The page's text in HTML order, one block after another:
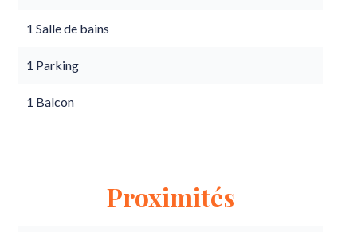
1 Salle de bains
1 Parking
1 Balcon
Proximités